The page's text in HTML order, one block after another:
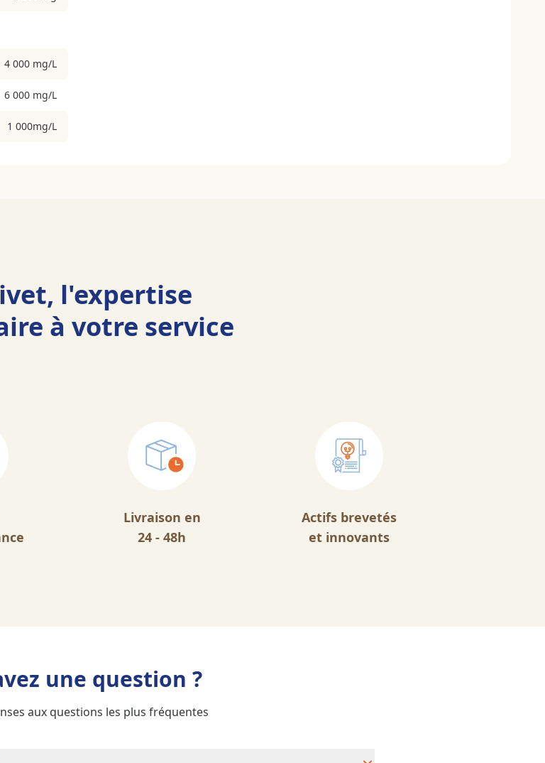
4 000 mg/L
6 000 mg/L
1 000mg/L
l'expertise
à votre service
Livraison en
24 - 48h
Actifs brevetés
et innovants
une question ?
aux questions les plus fréquentes